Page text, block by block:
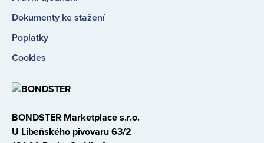
Dokumenty ke stažení
Poplatky
Cookies
BONDSTER Marketplace s.r.o.
U Libeňského pivovaru 63/2